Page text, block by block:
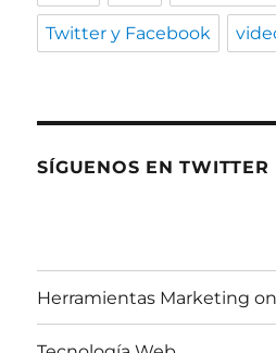
Twitter y Facebook
SÍGUENOS EN TWITTER
Herramientas Marketing